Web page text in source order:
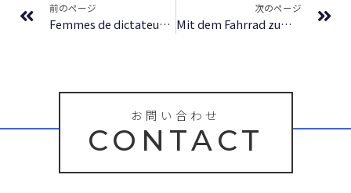
前のページ
Femmes de dictateurs | [E-Book, PDF]
次のページ
Mit dem Fahrrad zum Mond : Buch
お問い合わせ
CONTACT